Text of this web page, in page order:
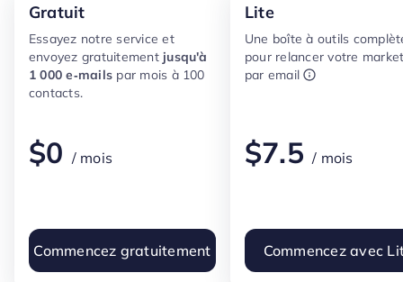
Gratuit
Essayez notre service et
envoyez gratuitement jusqu'à
1 000 e‑mails par mois à 100
contacts.
$0 / mois
Commencez gratuitement
Lite
Une boîte à outils
pour relancer votre
par email
$7.5 / mois
Commencez avec